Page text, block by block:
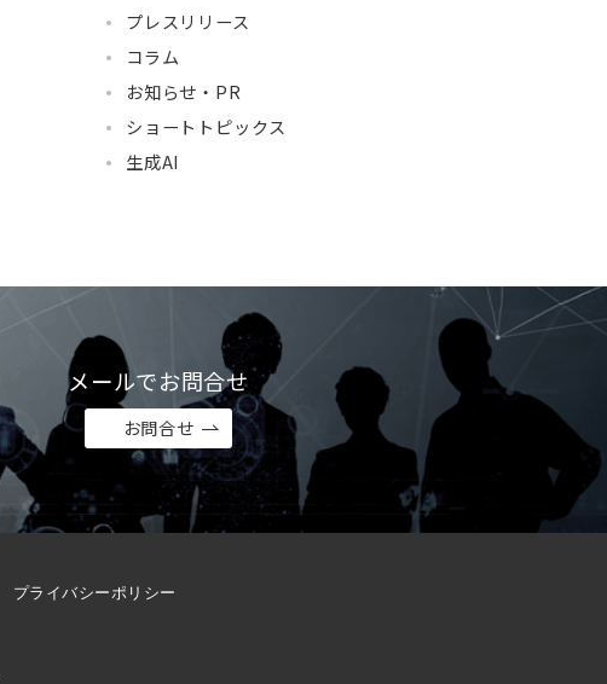
プレスリリース
コラム
お知らせ・PR
ショートトピックス
生成AI
メールでお問合せ
お問合せ
プライバシーポリシー